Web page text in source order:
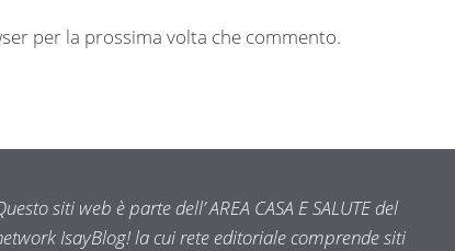
per la prossima volta che commento.
siti web è parte dell’ AREA CASA E SALUTE del
IsayBlog! la cui rete editoriale comprende siti